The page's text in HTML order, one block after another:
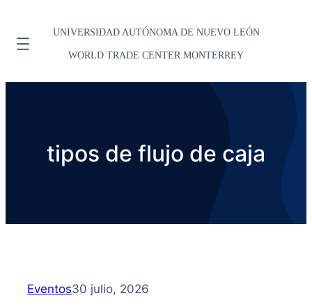
UNIVERSIDAD AUTÓNOMA DE NUEVO LEÓN
WORLD TRADE CENTER MONTERREY
tipos de flujo de caja
Eventos30 julio, 2026